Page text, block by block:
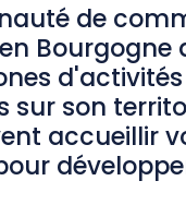
de
Bourgogne
sur son
accueillir